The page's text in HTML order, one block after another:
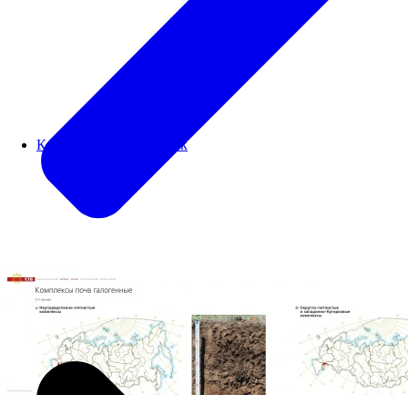
Картографический блок